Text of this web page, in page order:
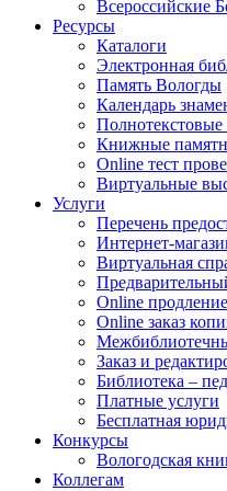
Всероссийские
Ресурсы
Каталоги
Электронная
Память Вологды
Календарь
Книжные
Online тест
Виртуальные
Услуги
Перечень
Интернет-
Виртуальная
Online
Online заказ
Заказ и
Библиотека –
Платные услуги
Бесплатная
Конкурсы
Вологодская
Коллегам